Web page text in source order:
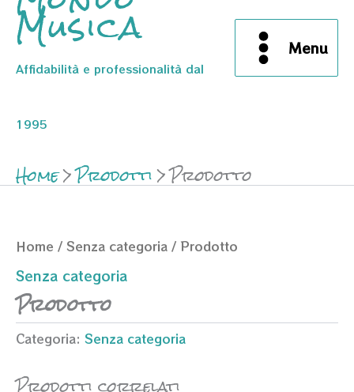
Musica
Affidabilità e professionalità dal
1995
Menu
Home Prodotti Prodotto
Home / Senza categoria / Prodotto
Senza categoria
Prodotto
Categoria: Senza categoria